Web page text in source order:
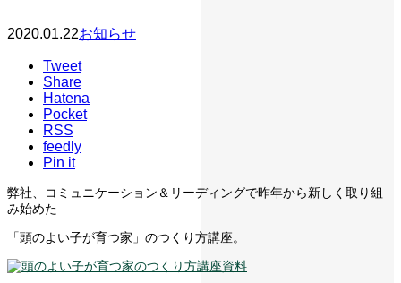
2020.01.22お知らせ
Tweet
Share
Hatena
Pocket
RSS
feedly
Pin it
弊社、コミュニケーション＆リーディングで昨年から新しく取り組
み始めた
「頭のよい子が育つ家」のつくり方講座。